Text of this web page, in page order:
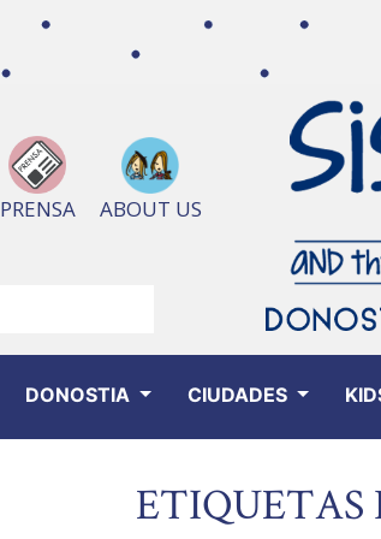
PRENSA ABOUT US
DONOSTIA CIUDADES
ETIQUETAS